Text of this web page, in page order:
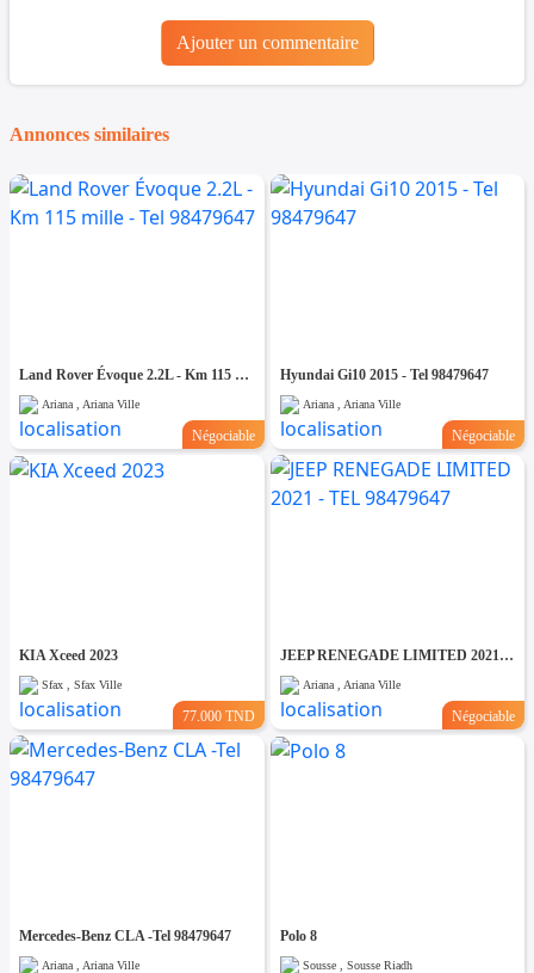
Ajouter un commentaire
Annonces similaires
Land Rover Évoque 2.2L - Km 115 mille - Tel 98479647
Ariana , Ariana Ville
Négociable
Hyundai Gi10 2015 - Tel 98479647
Ariana , Ariana Ville
Négociable
KIA Xceed 2023
Sfax , Sfax Ville
77.000 TND
JEEP RENEGADE LIMITED 2021 - TEL 98479647
Ariana , Ariana Ville
Négociable
Mercedes-Benz CLA -Tel 98479647
Ariana , Ariana Ville
Polo 8
Sousse , Sousse Riadh